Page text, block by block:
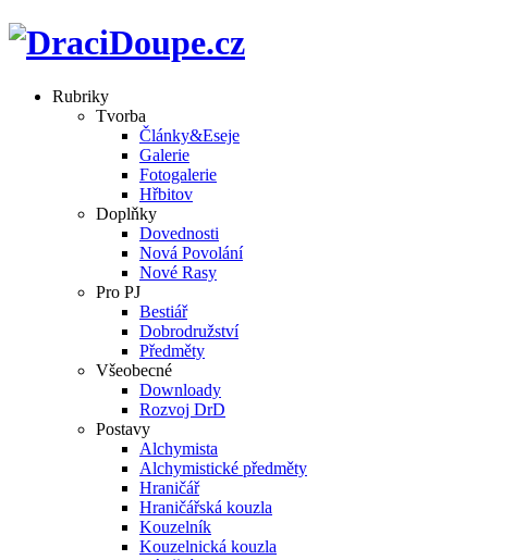
Rubriky
Tvorba
Články&Eseje
Galerie
Fotogalerie
Hřbitov
Doplňky
Dovednosti
Nová Povolání
Nové Rasy
Pro PJ
Bestiář
Dobrodružství
Předměty
Všeobecné
Downloady
Rozvoj DrD
Postavy
Alchymista
Alchymistické předměty
Hraničář
Hraničářská kouzla
Kouzelník
Kouzelnická kouzla